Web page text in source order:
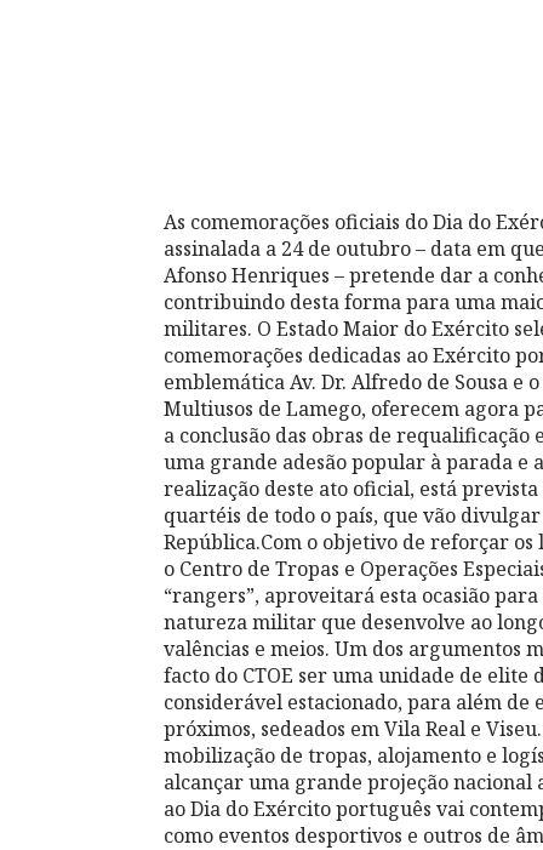
As comemorações oficiais do Dia do
assinalada a 24 de outubro – data em
Afonso Henriques – pretende dar a
contribuindo desta forma para uma
militares. O Estado Maior do Exército
comemorações dedicadas ao Exército
emblemática Av. Dr. Alfredo de Sousa e
Multiusos de Lamego, oferecem agora
a conclusão das obras de
uma grande adesão popular à parada
realização deste ato oficial, está
quartéis de todo o país, que vão
República.Com o objetivo de reforçar
o Centro de Tropas e Operações
“rangers”, aproveitará esta ocasião
natureza militar que desenvolve ao
valências e meios. Um dos argumentos
facto do CTOE ser uma unidade de
considerável estacionado, para além
próximos, sedeados em Vila Real e
mobilização de tropas, alojamento e
alcançar uma grande projeção nacional
ao Dia do Exército português vai
como eventos desportivos e outros de